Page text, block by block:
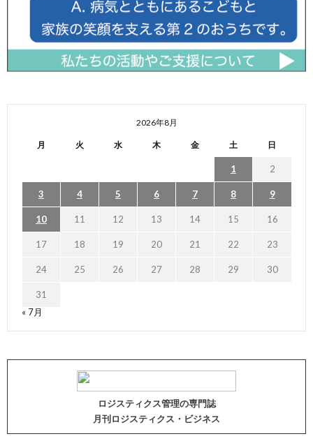
2026年8月
月 火 水 木 金 土 日
1 2
3 4 5 6 7 8 9
10 11 12 13 14 15 16
17 18 19 20 21 22 23
24 25 26 27 28 29 30
31
« 7月
ロジスティクス管理の専門誌
月刊ロジスティクス・ビジネス